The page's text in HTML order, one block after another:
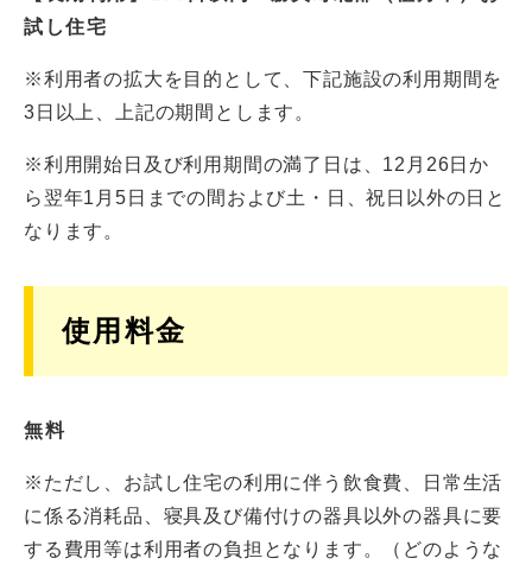
試し住宅
※利用者の拡大を目的として、下記施設の利用期間を
3日以上、上記の期間とします。
※利用開始日及び利用期間の満了日は、12月26日か
ら翌年1月5日までの間および土・日、祝日以外の日と
なります。
使用料金
無料
※ただし、お試し住宅の利用に伴う飲食費、日常生活
に係る消耗品、寝具及び備付けの器具以外の器具に要
する費用等は利用者の負担となります。（どのような